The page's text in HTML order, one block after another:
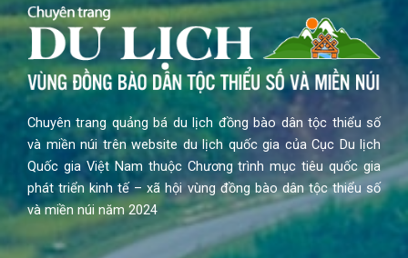
Chuyên trang quảng bá du lịch đồng bào dân tộc thiểu số
và miền núi trên website du lịch quốc gia của Cục Du lịch
Quốc gia Việt Nam thuộc Chương trình mục tiêu quốc gia
phát triển kinh tế – xã hội vùng đồng bào dân tộc thiểu số
và miền núi năm 2024